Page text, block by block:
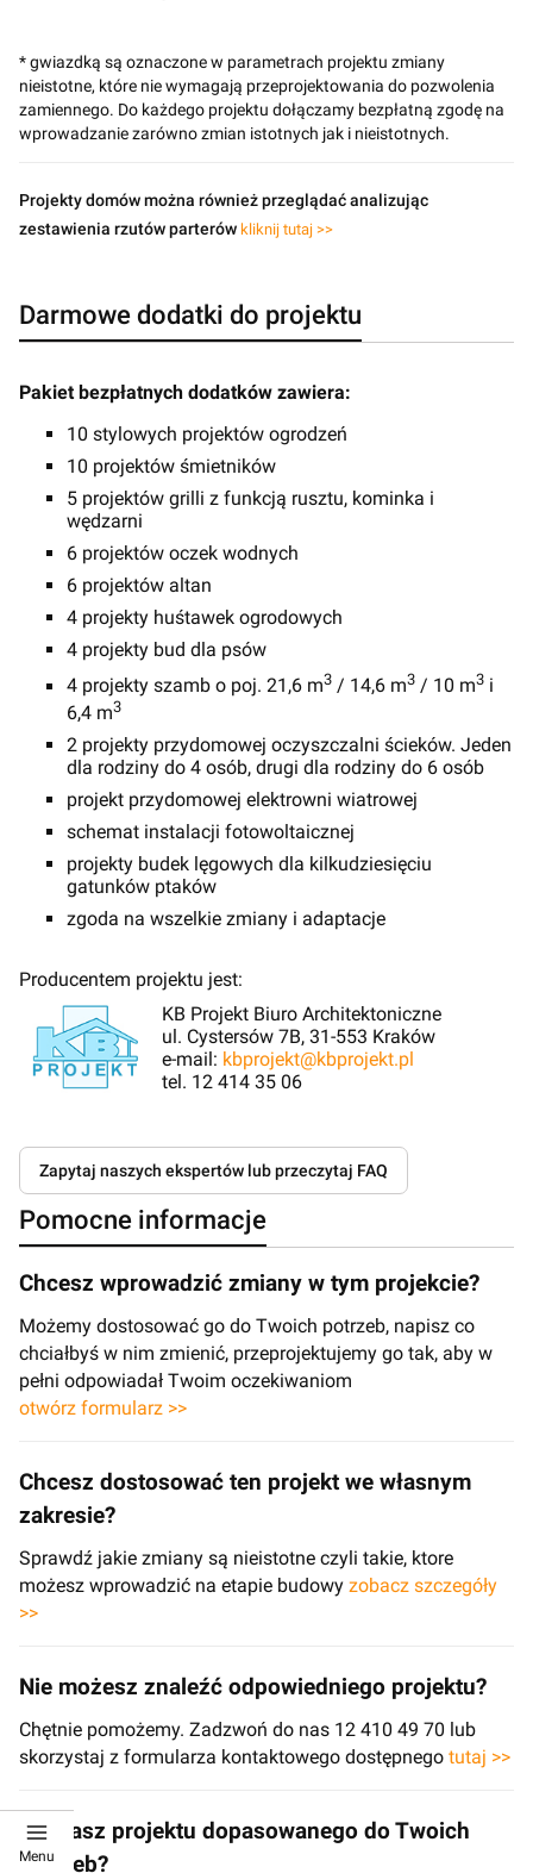
* gwiazdką są oznaczone w parametrach projektu zmiany
nieistotne, które nie wymagają przeprojektowania do pozwolenia
zamiennego. Do każdego projektu dołączamy bezpłatną zgodę na
wprowadzanie zarówno zmian istotnych jak i nieistotnych.
Projekty domów można również przeglądać analizując
zestawienia rzutów parterów kliknij tutaj >>
Darmowe dodatki do projektu
Pakiet bezpłatnych dodatków zawiera:
10 stylowych projektów ogrodzeń
10 projektów śmietników
5 projektów grilli z funkcją rusztu, kominka i
wędzarni
6 projektów oczek wodnych
6 projektów altan
4 projekty huśtawek ogrodowych
4 projekty bud dla psów
4 projekty szamb o poj. 21,6 m3 / 14,6 m3 / 10 m3 i
6,4 m3
2 projekty przydomowej oczyszczalni ścieków. Jeden
dla rodziny do 4 osób, drugi dla rodziny do 6 osób
projekt przydomowej elektrowni wiatrowej
schemat instalacji fotowoltaicznej
projekty budek lęgowych dla kilkudziesięciu
gatunków ptaków
zgoda na wszelkie zmiany i adaptacje
Producentem projektu jest:
KB Projekt Biuro Architektoniczne
ul. Cystersów 7B, 31-553 Kraków
e-mail: kbprojekt@kbprojekt.pl
tel. 12 414 35 06
Zapytaj naszych ekspertów lub przeczytaj FAQ
Pomocne informacje
Chcesz wprowadzić zmiany w tym projekcie?
Możemy dostosować go do Twoich potrzeb, napisz co
chciałbyś w nim zmienić, przeprojektujemy go tak, aby w
pełni odpowiadał Twoim oczekiwaniom
otwórz formularz >>
Chcesz dostosować ten projekt we własnym
zakresie?
Sprawdź jakie zmiany są nieistotne czyli takie, ktore
możesz wprowadzić na etapie budowy zobacz szczegóły
>>
Nie możesz znaleźć odpowiedniego projektu?
Chętnie pomożemy. Zadzwoń do nas 12 410 49 70 lub
skorzystaj z formularza kontaktowego dostępnego tutaj >>
Szukasz projektu dopasowanego do Twoich
potrzeb?
Menu